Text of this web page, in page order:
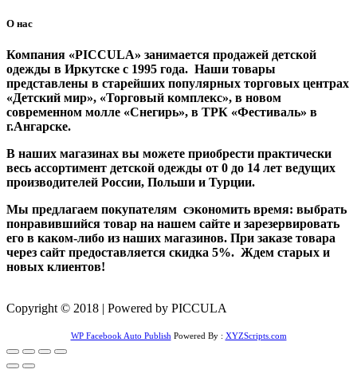
О нас
Компания «PICCULA» занимается продажей детской
одежды в Иркутске с 1995 года. Наши товары
представлены в старейших популярных торговых центрах
«Детский мир», «Торговый комплекс», в новом
современном молле «Снегирь», в ТРК «Фестиваль» в
г.Ангарске.
В наших магазинах вы можете приобрести практически
весь ассортимент детской одежды от 0 до 14 лет ведущих
производителей России, Польши и Турции.
Мы предлагаем покупателям сэкономить время: выбрать
понравившийся товар на нашем сайте и зарезервировать
его в каком-либо из наших магазинов. При заказе товара
через сайт предоставляется скидка 5%. Ждем старых и
новых клиентов!
Copyright © 2018 | Powered by PICCULA
WP Facebook Auto Publish Powered By : XYZScripts.com